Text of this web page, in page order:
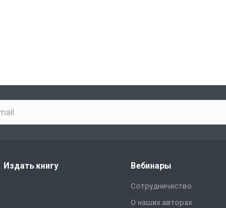
Издать книгу Вебинары
Сотрудничество
О наших авторах